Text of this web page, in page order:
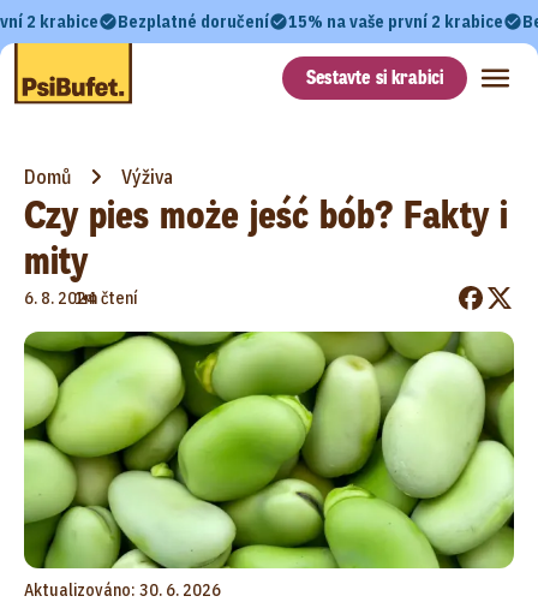
2 krabice Bezplatné doručení 15% na vaše první 2 krabice
Sestavte si krabici
Domů Výživa
Czy pies może jeść bób? Fakty i
mity
6. 8. 2024
•
1m čtení
Aktualizováno: 30. 6. 2026